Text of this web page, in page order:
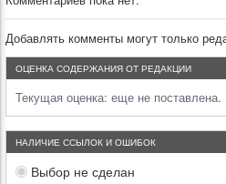
Добавлять комменты могут только
ОЦЕНКА СОДЕРЖАНИЯ ОТ РЕДАКЦИИ
Текущая оценка: еще не поставлена.
НАЛИЧИЕ ССЫЛОК И ОШИБОК
Выбор не сделан